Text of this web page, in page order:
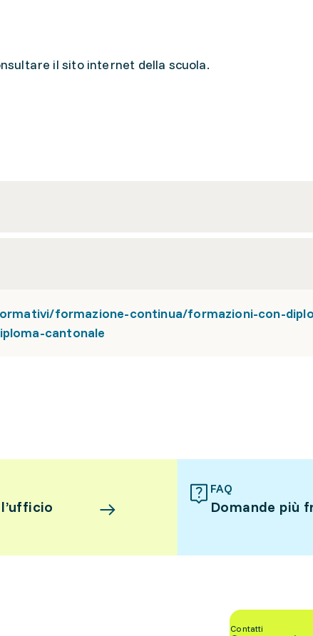
il sito internet della scuola.
formazione-continua/formazioni-con-
cantonale
FAQ
Domande più
Contatti